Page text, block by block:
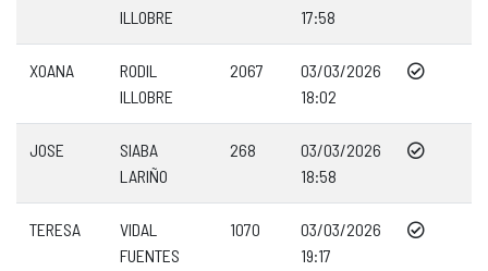
ILLOBRE
17:58
XOANA
RODIL
ILLOBRE
2067
03/03/2026
18:02
JOSE
SIABA
LARIÑO
268
03/03/2026
18:58
TERESA
VIDAL
FUENTES
1070
03/03/2026
19:17